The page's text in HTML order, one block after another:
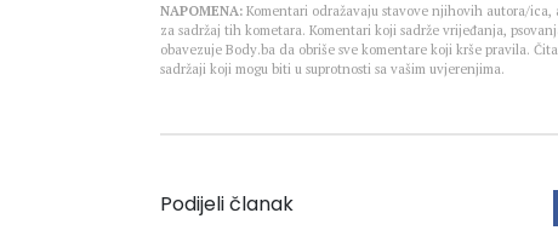
NAPOMENA: Komentari odražavaju stavove njihovih autora/
za sadržaj tih kometara. Komentari koji sadrže vrijeđanja,
obavezuje Body.ba da obriše sve komentare koji krše pravila.
sadržaji koji mogu biti u suprotnosti sa vašim uvjerenjima.
Podijeli članak